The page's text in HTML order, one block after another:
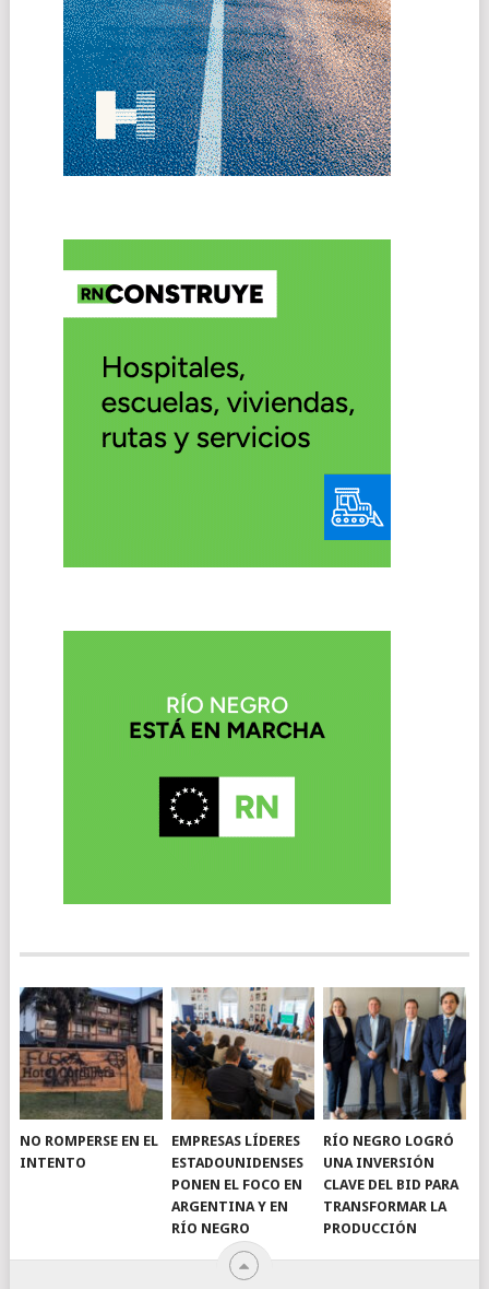
NO ROMPERSE EN EL
INTENTO
EMPRESAS LÍDERES
ESTADOUNIDENSES
PONEN EL FOCO EN
ARGENTINA Y EN
RÍO NEGRO
RÍO NEGRO LOGRÓ
UNA INVERSIÓN
CLAVE DEL BID PARA
TRANSFORMAR LA
PRODUCCIÓN